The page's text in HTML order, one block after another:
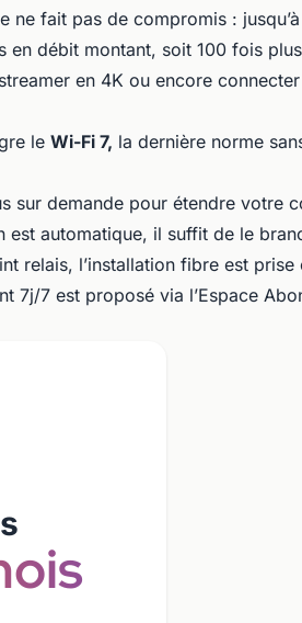
ne fait pas de compromis :
débit montant, soit 100 fois plus
en 4K ou encore
le Wi-Fi 7, la dernière norme
sur demande pour étendre votre
est automatique, il suffit de le
relais, l’installation fibre est prise
7j/7 est proposé via l’Espace